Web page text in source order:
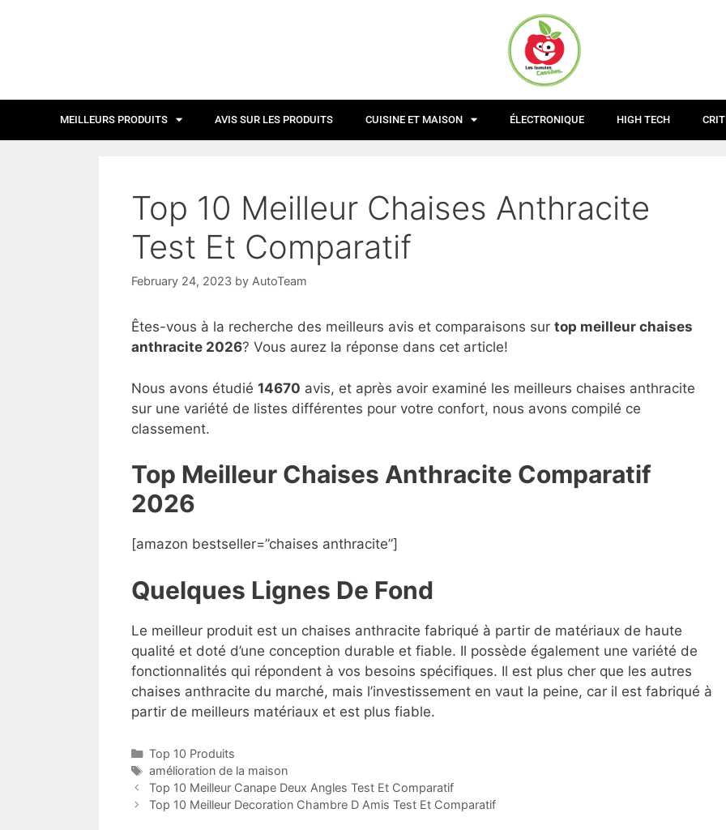
MEILLEURS PRODUITS AVIS SUR LES PRODUITS CUISINE ET MAISON ÉLECTRONIQUE HIGH TECH
Top 10 Meilleur Chaises Anthracite
Test Et Comparatif
February 24, 2023 by AutoTeam
Êtes-vous à la recherche des meilleurs avis et comparaisons sur top meilleur chaises
anthracite 2026? Vous aurez la réponse dans cet article!
Nous avons étudié 14670 avis, et après avoir examiné les meilleurs chaises anthracite
sur une variété de listes différentes pour votre confort, nous avons compilé ce
classement.
Top Meilleur Chaises Anthracite Comparatif
2026
[amazon bestseller=”chaises anthracite”]
Quelques Lignes De Fond
Le meilleur produit est un chaises anthracite fabriqué à partir de matériaux de haute
qualité et doté d’une conception durable et fiable. Il possède également une variété de
fonctionnalités qui répondent à vos besoins spécifiques. Il est plus cher que les autres
chaises anthracite du marché, mais l’investissement en vaut la peine, car il est fabriqué à
partir de meilleurs matériaux et est plus fiable.
Top 10 Produits
amélioration de la maison
Top 10 Meilleur Canape Deux Angles Test Et Comparatif
Top 10 Meilleur Decoration Chambre D Amis Test Et Comparatif